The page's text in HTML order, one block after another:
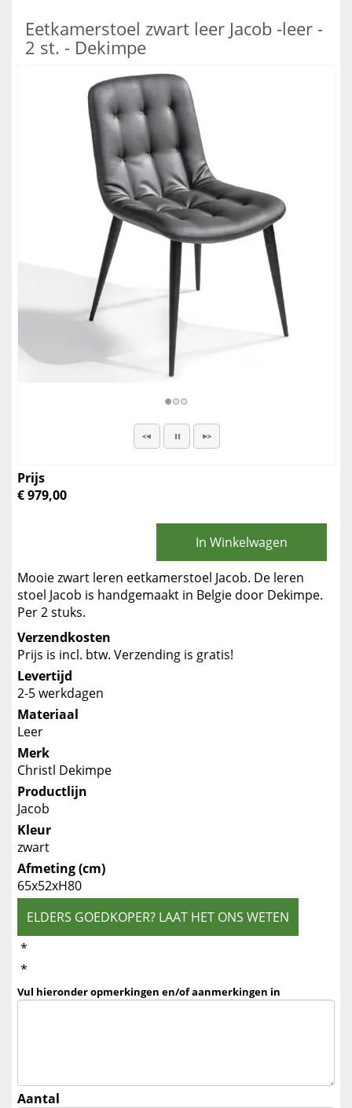
Eetkamerstoel zwart leer Jacob -leer -
2 st. - Dekimpe
Prijs
€ 979,00
In Winkelwagen
Mooie zwart leren eetkamerstoel Jacob. De leren
stoel Jacob is handgemaakt in Belgie door Dekimpe.
Per 2 stuks.
Verzendkosten
Prijs is incl. btw. Verzending is gratis!
Levertijd
2-5 werkdagen
Materiaal
Leer
Merk
Christl Dekimpe
Productlijn
Jacob
Kleur
zwart
Afmeting (cm)
65x52xH80
ELDERS GOEDKOPER? LAAT HET ONS WETEN
*
*
Vul hieronder opmerkingen en/of aanmerkingen in
Aantal